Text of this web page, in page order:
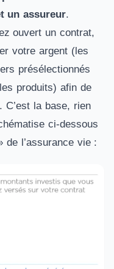
un assureur.
ouvert un contrat,
votre argent (les
présélectionnés
produits) afin de
C’est la base, rien
ci-dessous
de l’assurance vie :